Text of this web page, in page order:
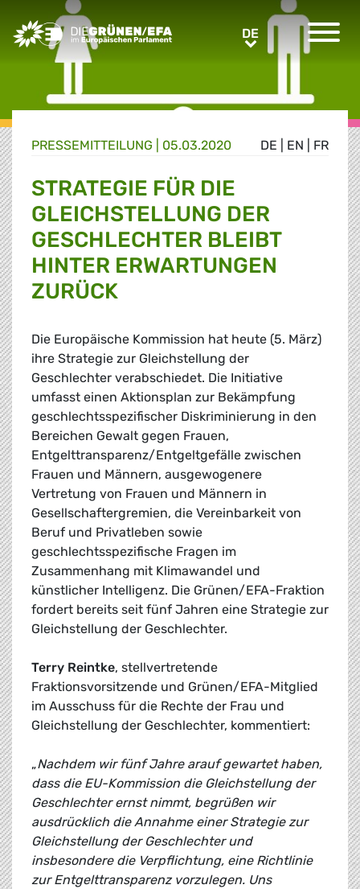
Greens/EFA Home DEDE
DE EN FR
PRESSE­MITTEILUNG 05.03.2020
STRATEGIE FÜR DIE
GLEICHSTELLUNG DER
GESCHLECHTER BLEIBT
HINTER ERWARTUNGEN
ZURÜCK
Die Europäische Kommission hat heute (5. März)
ihre Strategie zur Gleichstellung der
Geschlechter verabschiedet. Die Initiative
umfasst einen Aktionsplan zur Bekämpfung
geschlechtsspezifischer Diskriminierung in den
Bereichen Gewalt gegen Frauen,
Entgelttransparenz/Entgeltgefälle zwischen
Frauen und Männern, ausgewogenere
Vertretung von Frauen und Männern in
Gesellschaftergremien, die Vereinbarkeit von
Beruf und Privatleben sowie
geschlechtsspezifische Fragen im
Zusammenhang mit Klimawandel und
künstlicher Intelligenz. Die Grünen/EFA-Fraktion
fordert bereits seit fünf Jahren eine Strategie zur
Gleichstellung der Geschlechter.
Terry Reintke, stellvertretende
Fraktionsvorsitzende und Grünen/EFA-Mitglied
im Ausschuss für die Rechte der Frau und
Gleichstellung der Geschlechter, kommentiert:
„Nachdem wir fünf Jahre arauf gewartet haben,
dass die EU-Kommission die Gleichstellung der
Geschlechter ernst nimmt, begrüßen wir
ausdrücklich die Annahme einer Strategie zur
Gleichstellung der Geschlechter und
insbesondere die Verpflichtung, eine Richtlinie
zur Entgelttransparenz vorzulegen. Uns